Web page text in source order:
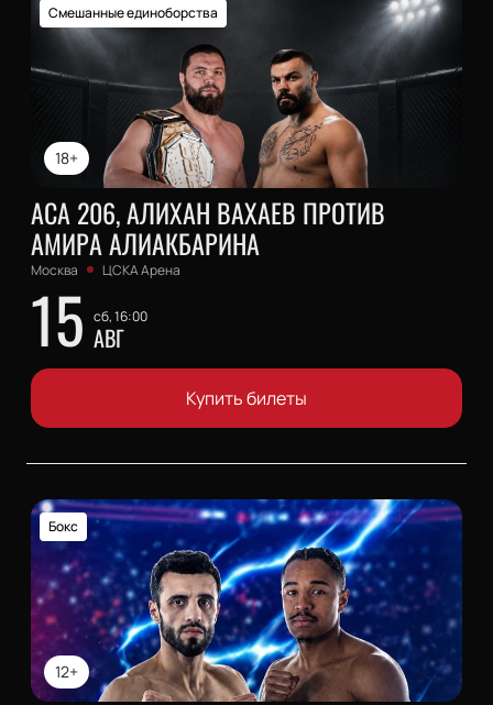
18+
Смешанные единоборства
АСА 206, АЛИХАН ВАХАЕВ ПРОТИВ
АМИРА АЛИАКБАРИНА
Москва ЦСКА Арена
15 сб, 16:00
АВГ
Купить билеты
12+
Бокс